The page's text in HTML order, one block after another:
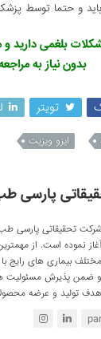
و حتما توسط
بلغمی دارید
بدون نیاز به
تویتر
ایزو ویزیت
پارسی
آغاز نموده است. از
مختلف بیماری های رایج
و ضمن پذیرش مسئولیت
هدف تولید و عرضه